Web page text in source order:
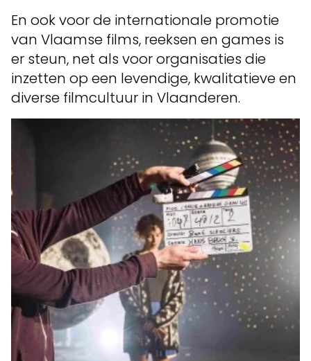
En ook voor de internationale promotie
van Vlaamse films, reeksen en games is
er steun, net als voor organisaties die
inzetten op een levendige, kwalitatieve en
diverse filmcultuur in Vlaanderen.